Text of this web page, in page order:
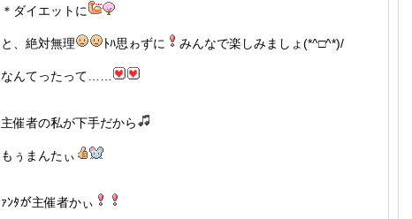
＊ダイエットに
と、絶対無理 ﾄﾊ思ゎずに みんなで楽しみましょ(*^□^*)/
なんてったって……
主催者の私が下手だから
もぅまんたぃ
ｧﾝﾀが主催者かぃ